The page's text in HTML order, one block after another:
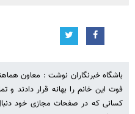
باشگاه خبرنگاران نوشت : معاون
فوت این خانم را بهانه قرار دادند و
کسانی که در صفحات مجازی خود